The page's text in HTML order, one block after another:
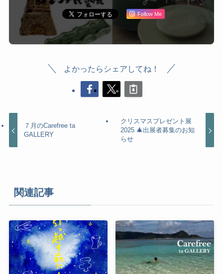
Follow Me
よかったらシェアしてね！
７月のCarefree ta
GALLERY
クリスマスプレゼント展
2025 🎄出展者募集のお知
らせ
関連記事